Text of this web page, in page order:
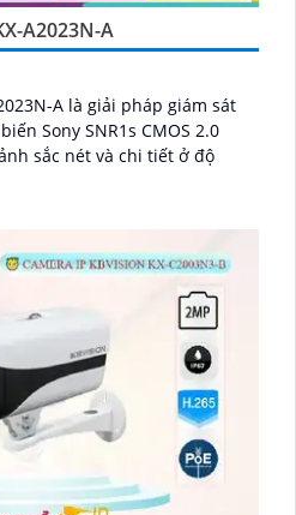
A2023N-A
A là giải pháp giám sát
Sony SNR1s CMOS 2.0
sắc nét và chi tiết ở độ